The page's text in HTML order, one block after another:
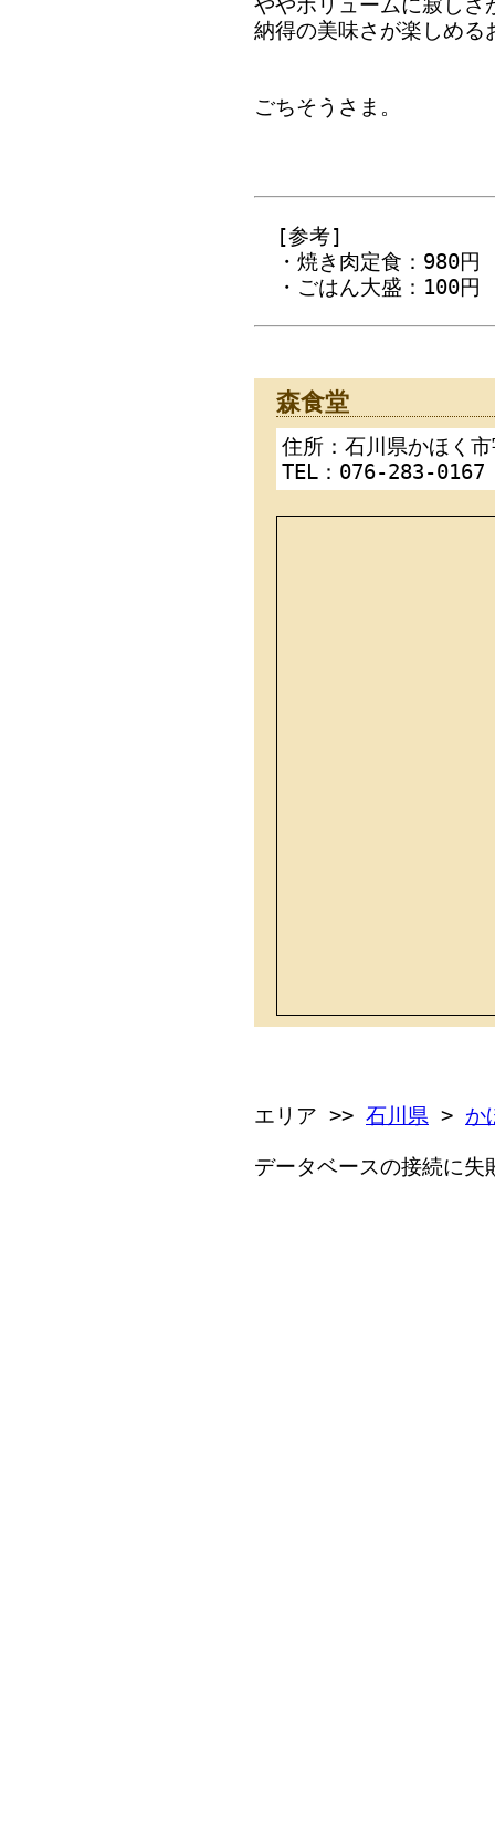
ややボリュームに寂しさ
納得の美味さが楽しめる
ごちそうさま。
[参考]
・焼き肉定食：980円
・ごはん大盛：100円
森食堂
住所：石川県かほく
TEL：076-283-0167
エリア >> 石川県 > か
データベースの接続に失